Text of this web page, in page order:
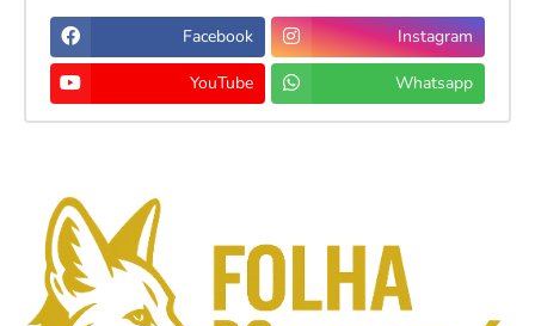
Facebook Instagram
YouTube Whatsapp